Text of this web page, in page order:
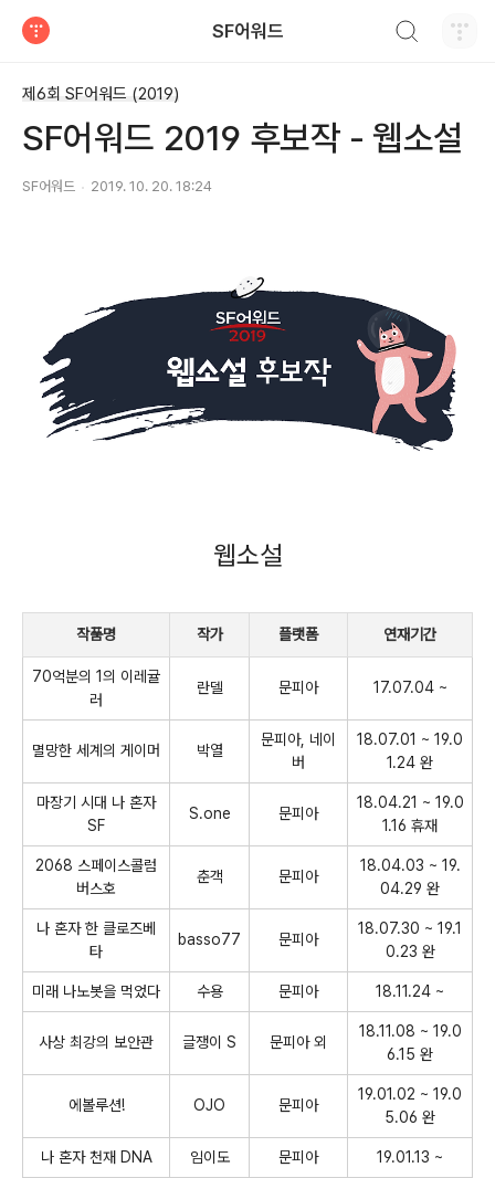
SF어워드
제6회 SF어워드 (2019)
SF어워드 2019 후보작 - 웹소설
SF어워드 2019. 10. 20. 18:24
웹소설
작품명 작가 플랫폼 연재기간
70억분의 1의 이레귤
러
란델 문피아 17.07.04 ~
멸망한 세계의 게이머 박열
문피아, 네이
버
18.07.01 ~ 19.0
1.24 완
마장기 시대 나 혼자
SF
S.one 문피아
18.04.21 ~ 19.0
1.16 휴재
2068 스페이스콜럼
버스호
춘객 문피아
18.04.03 ~ 19.
04.29 완
나 혼자 한 클로즈베
타
basso77 문피아
18.07.30 ~ 19.1
0.23 완
미래 나노봇을 먹었다 수용 문피아 18.11.24 ~
사상 최강의 보안관 글쟁이 S 문피아 외
18.11.08 ~ 19.0
6.15 완
에볼루션! OJO 문피아
19.01.02 ~ 19.0
5.06 완
나 혼자 천재 DNA 임이도 문피아 19.01.13 ~